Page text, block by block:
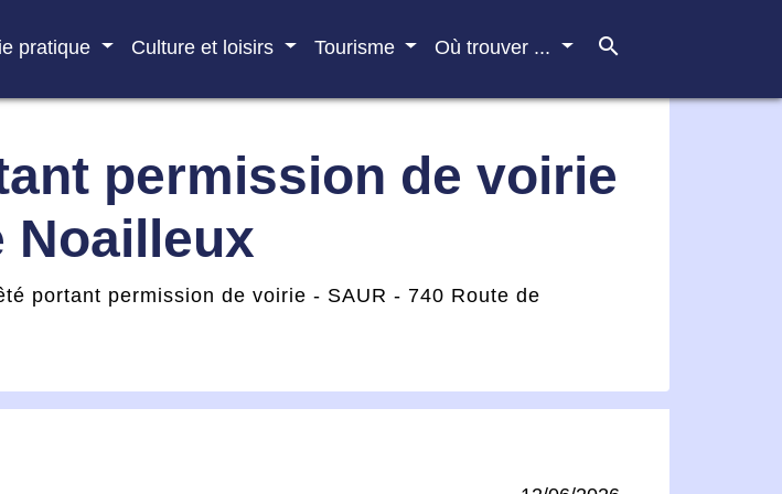
pratique Culture et loisirs Tourisme Où trouver ... search
permission de voirie
Noailleux
portant permission de voirie - SAUR - 740 Route de